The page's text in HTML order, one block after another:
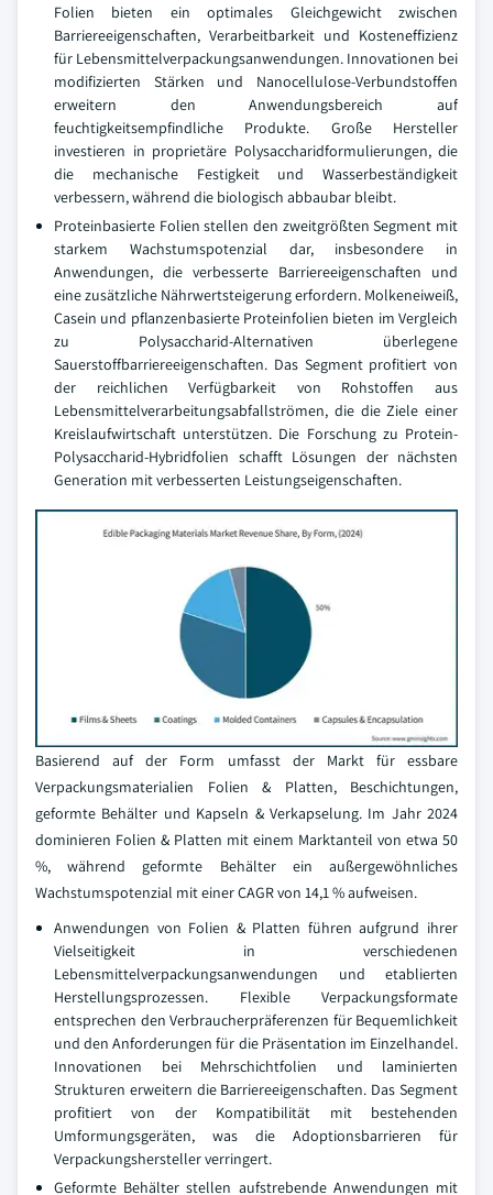
Folien bieten ein optimales Gleichgewicht zwischen
Barriereeigenschaften, Verarbeitbarkeit und Kosteneffizienz
für Lebensmittelverpackungsanwendungen. Innovationen bei
modifizierten Stärken und Nanocellulose-Verbundstoffen
erweitern den Anwendungsbereich auf
feuchtigkeitsempfindliche Produkte. Große Hersteller
investieren in proprietäre Polysaccharidformulierungen, die
die mechanische Festigkeit und Wasserbeständigkeit
verbessern, während die biologisch abbaubar bleibt.
Proteinbasierte Folien stellen den zweitgrößten Segment mit
starkem Wachstumspotenzial dar, insbesondere in
Anwendungen, die verbesserte Barriereeigenschaften und
eine zusätzliche Nährwertsteigerung erfordern. Molkeneiweiß,
Casein und pflanzenbasierte Proteinfolien bieten im Vergleich
zu Polysaccharid-Alternativen überlegene
Sauerstoffbarriereeigenschaften. Das Segment profitiert von
der reichlichen Verfügbarkeit von Rohstoffen aus
Lebensmittelverarbeitungsabfallströmen, die die Ziele einer
Kreislaufwirtschaft unterstützen. Die Forschung zu Protein-
Polysaccharid-Hybridfolien schafft Lösungen der nächsten
Generation mit verbesserten Leistungseigenschaften.
Basierend auf der Form umfasst der Markt für essbare
Verpackungsmaterialien Folien & Platten, Beschichtungen,
geformte Behälter und Kapseln & Verkapselung. Im Jahr 2024
dominieren Folien & Platten mit einem Marktanteil von etwa 50
%, während geformte Behälter ein außergewöhnliches
Wachstumspotenzial mit einer CAGR von 14,1 % aufweisen.
Anwendungen von Folien & Platten führen aufgrund ihrer
Vielseitigkeit in verschiedenen
Lebensmittelverpackungsanwendungen und etablierten
Herstellungsprozessen. Flexible Verpackungsformate
entsprechen den Verbraucherpräferenzen für Bequemlichkeit
und den Anforderungen für die Präsentation im Einzelhandel.
Innovationen bei Mehrschichtfolien und laminierten
Strukturen erweitern die Barriereeigenschaften. Das Segment
profitiert von der Kompatibilität mit bestehenden
Umformungsgeräten, was die Adoptionsbarrieren für
Verpackungshersteller verringert.
Geformte Behälter stellen aufstrebende Anwendungen mit